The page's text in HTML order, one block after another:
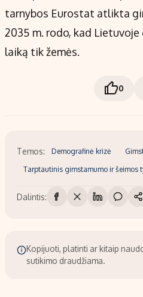
tarnybos Eurostat atlikta
2035 m. rodo, kad
laiką tik žemės.
0
Temos: Demografinė krizė
Tarptautinis gimstamumo ir šeimos
Dalintis:
Kopijuoti, platinti ar kitaip
sutikimo draudžiama.